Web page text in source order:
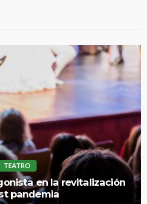
una institución brinda